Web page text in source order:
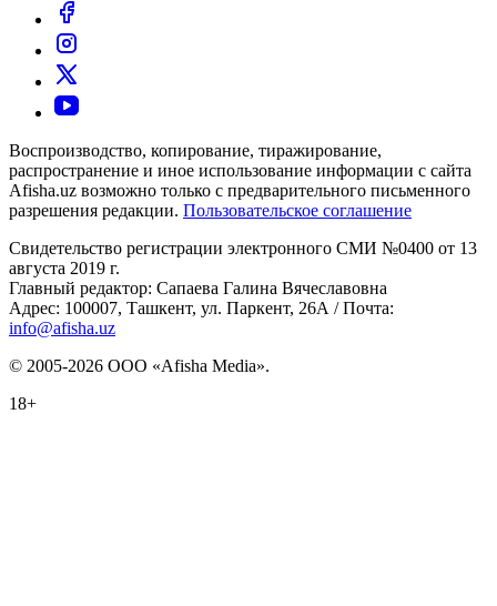
Воспроизводство, копирование, тиражирование,
распространение и иное использование информации с сайта
Afisha.uz возможно только с предварительного письменного
разрешения редакции. Пользовательское соглашение
Свидетельство регистрации электронного СМИ №0400 от 13
августа 2019 г.
Главный редактор: Сапаева Галина Вячеславовна
Адрес: 100007, Ташкент, ул. Паркент, 26А / Почта:
info@afisha.uz
© 2005-2026 ООО «Afisha Media».
18+